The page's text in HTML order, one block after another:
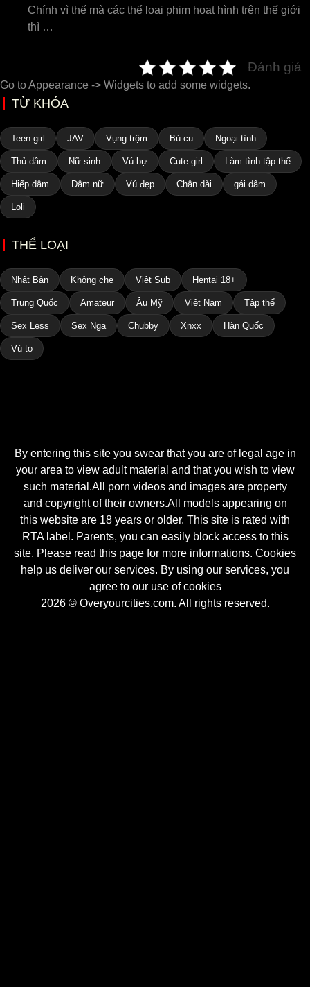
Chính vì thế mà các thể loại phim họat hình trên thế giới
thì …
Đánh giá
Go to Appearance -> Widgets to add some widgets.
TỪ KHÓA
Teen girl JAV Vụng trộm Bú cu Ngoại tình
Thủ dâm Nữ sinh Vú bự Cute girl Làm tình tập thể
Hiếp dâm Dâm nữ Vú đẹp Chân dài gái dâm
Loli
THỂ LOẠI
Nhật Bản Không che Việt Sub Hentai 18+
Trung Quốc Amateur Âu Mỹ Việt Nam Tập thể
Sex Less Sex Nga Chubby Xnxx Hàn Quốc
Vú to
By entering this site you swear that you are of legal age in
your area to view adult material and that you wish to view
such material.All porn videos and images are property
and copyright of their owners.All models appearing on
this website are 18 years or older. This site is rated with
RTA label. Parents, you can easily block access to this
site. Please read this page for more informations. Cookies
help us deliver our services. By using our services, you
agree to our use of cookies
2026 © Overyourcities.com. All rights reserved.